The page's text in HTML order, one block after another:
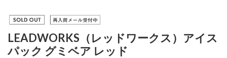
LEADWORKS（レッドワークス）アイス
パック グミベア レッド